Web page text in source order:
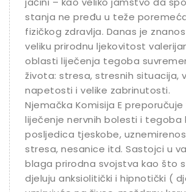
stanja ne pređu u teže
fizičkog zdravlja. Danas je
veliku prirodnu ljekovitost
oblasti liječenja tegoba
života: stresa, stresnih situacija,
napetosti i velike zabrinutosti.
Njemačka Komisija E preporučuje
liječenje nervnih bolesti i tegoba
posljedica tjeskobe,
stresa, nesanice itd. Sastojci u
blaga prirodna svojstva kao što
djeluju anksiolitički i hipnotički (